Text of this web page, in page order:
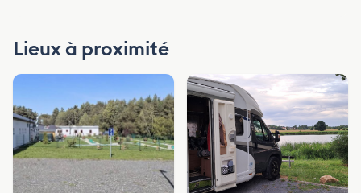
Lieux à proximité